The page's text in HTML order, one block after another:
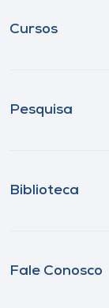
Cursos
Pesquisa
Biblioteca
Fale Conosco